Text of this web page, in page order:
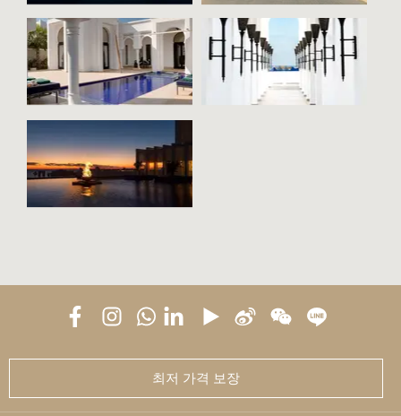
빌라 외부 외부 루프톱
외부 일몰
최저 가격 보장